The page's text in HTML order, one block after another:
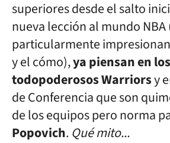
superiores desde el salto
nueva lección al mundo NBA
particularmente
y el cómo),ya piensan en los
todopoderosos Warriorsy
de Conferencia que son
de los equipos pero norma
Popovich. Qué mito...